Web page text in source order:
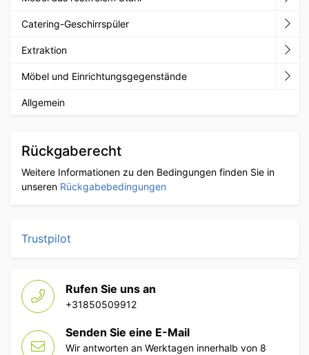
Catering-Geschirrspüler
Extraktion
Möbel und Einrichtungsgegenstände
Allgemein
Rückgaberecht
Weitere Informationen zu den Bedingungen finden Sie in
unseren Rückgabebedingungen
Trustpilot
Rufen Sie uns an
+31850509912
Senden Sie eine E-Mail
Wir antworten an Werktagen innerhalb von 8